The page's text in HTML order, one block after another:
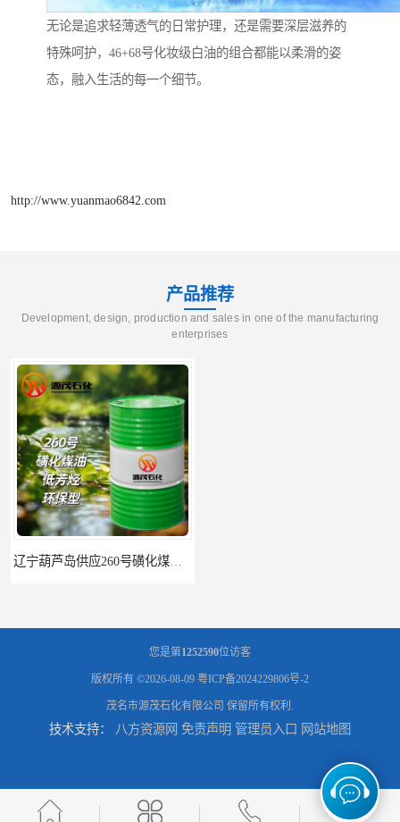
无论是追求轻薄透气的日常护理，还是需要深层滋养的
特殊呵护，46+68号化妆级白油的组合都能以柔滑的姿
态，融入生活的每一个细节。
http://www.yuanmao6842.com
产品推荐
Development, design, production and sales in one of the manufacturing
enterprises
您是第1252590位访客
版权所有 ©2026-08-09 粤ICP备2024229806号-2
茂名市源茂石化有限公司 保留所有权利.
技术支持： 八方资源网 免责声明 管理员入口 网站地图